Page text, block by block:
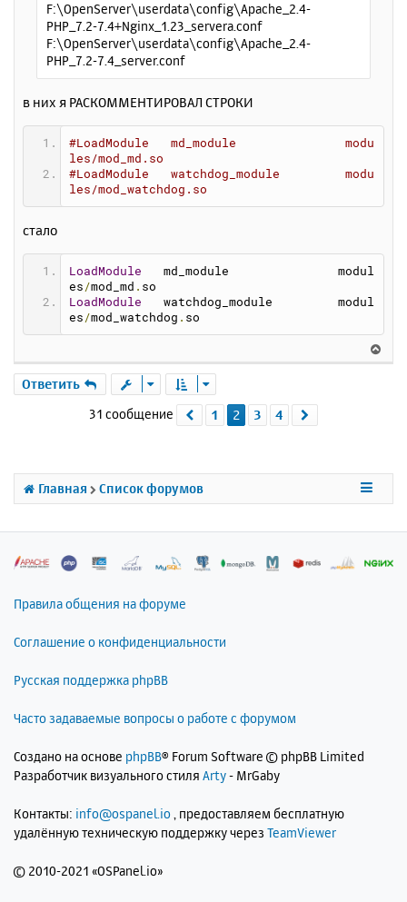
F:\OpenServer\userdata\config\Apache_2.4-
PHP_7.2-7.4+Nginx_1.23_servera.conf
F:\OpenServer\userdata\config\Apache_2.4-
PHP_7.2-7.4_server.conf
в них я РАСКОММЕНТИРОВАЛ СТРОКИ
#LoadModule   md_module               modu
les/mod_md.so
#LoadModule   watchdog_module         modu
les/mod_watchdog.so
стало
LoadModule
   md_module               modul
es /mod_md . so
LoadModule
   watchdog_module         modul
es /mod_watchdog . so
е
к
а
а
Ответить
31 сообщение Пред.
1 2 3 4
Главная Список форумов
Правила общения на форуме
Соглашение о конфиденциальности
Русская поддержка phpBB
Часто задаваемые вопросы о работе с форумом
Создано на основе phpBB® Forum Software © phpBB Limited
Разработчик визуального стиля Arty- MrGaby
Контакты: info@ospanel.io , предоставляем бесплатную
удалённую техническую поддержку через TeamViewer
© 2010-2021 «OSPanel.io»